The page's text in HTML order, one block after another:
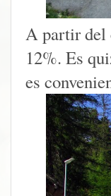
A partir del
12%. Es
es